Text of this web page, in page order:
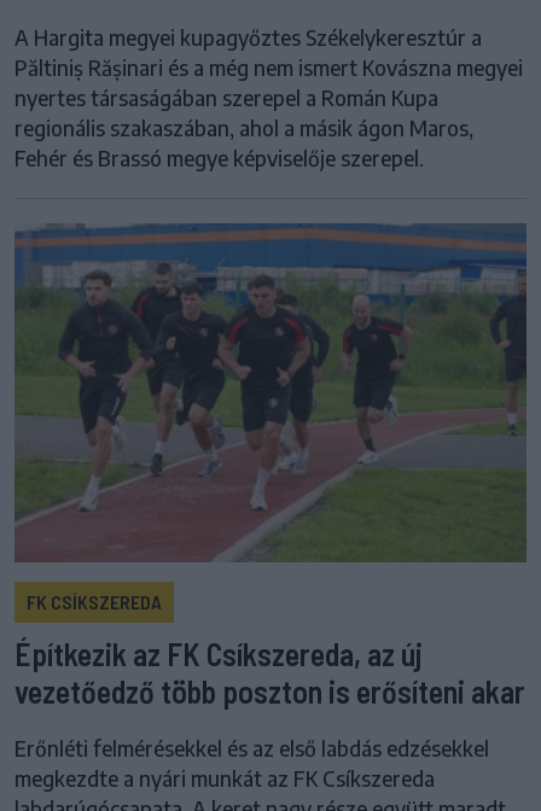
A Hargita megyei kupagyőztes Székelykeresztúr a
Păltiniș Rășinari és a még nem ismert Kovászna megyei
nyertes társaságában szerepel a Román Kupa
regionális szakaszában, ahol a másik ágon Maros,
Fehér és Brassó megye képviselője szerepel.
FK CSÍKSZEREDA
Építkezik az FK Csíkszereda, az új
vezetőedző több poszton is erősíteni akar
Erőnléti felmérésekkel és az első labdás edzésekkel
megkezdte a nyári munkát az FK Csíkszereda